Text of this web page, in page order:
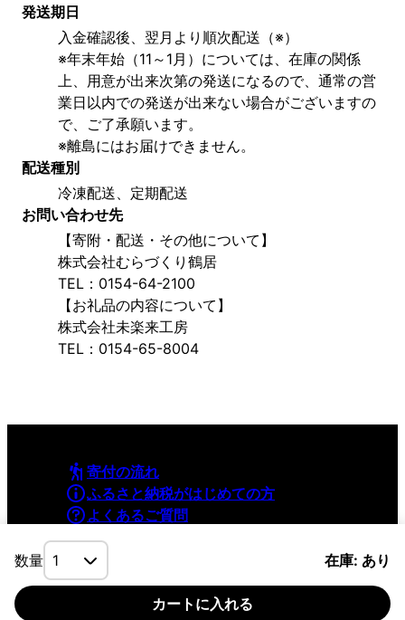
数量 在庫: あり
カートに入れる
発送期日
入金確認後、翌月より順次配送（※）
※年末年始（11～1月）については、在庫の関係
上、用意が出来次第の発送になるので、通常の営
業日以内での発送が出来ない場合がございますの
で、ご了承願います。
※離島にはお届けできません。
配送種別
冷凍配送、定期配送
お問い合わせ先
【寄附・配送・その他について】
株式会社むらづくり鶴居
TEL：0154-64-2100
【お礼品の内容について】
株式会社未楽来工房
TEL：0154-65-8004
寄付の流れ
ふるさと納税がはじめての方
よくあるご質問
利用規約
プライバシーポリシー
©YAMAPInc. ALL RIGHTS RESERVED.